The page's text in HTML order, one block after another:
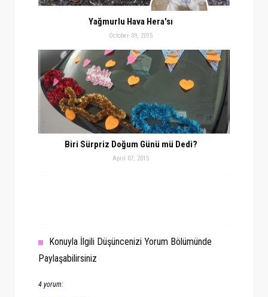
Yağmurlu Hava Hera'sı
October 09, 2015
Biri Sürpriz Doğum Günü mü Dedi?
April 07, 2015
Konuyla İlgili Düşüncenizi Yorum Bölümünde
Paylaşabilirsiniz
4 yorum: